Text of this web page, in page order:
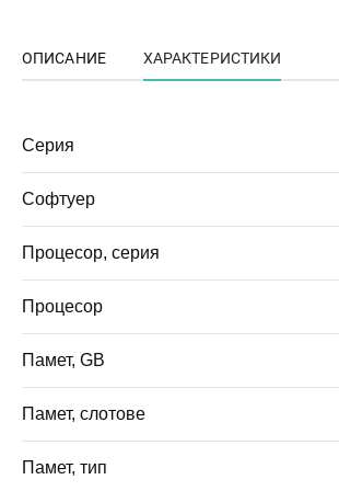
ОПИСАНИЕ ХАРАКТЕРИСТИКИ
Серия
Софтуер
Процесор, серия
Процесор
Памет, GB
Памет, слотове
Памет, тип